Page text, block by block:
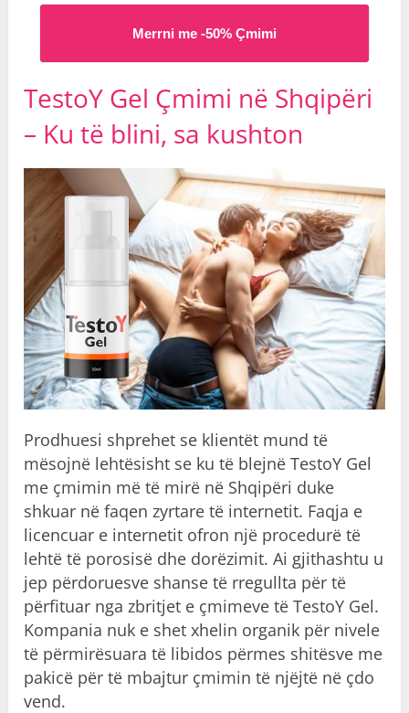
Merrni me -50% Çmimi
TestoY Gel Çmimi në Shqipëri
– Ku të blini, sa kushton
Prodhuesi shprehet se klientët mund të
mësojnë lehtësisht se ku të blejnë TestoY Gel
me çmimin më të mirë në Shqipëri duke
shkuar në faqen zyrtare të internetit. Faqja e
licencuar e internetit ofron një procedurë të
lehtë të porosisë dhe dorëzimit. Ai gjithashtu u
jep përdoruesve shanse të rregullta për të
përfituar nga zbritjet e çmimeve të TestoY Gel.
Kompania nuk e shet xhelin organik për nivele
të përmirësuara të libidos përmes shitësve me
pakicë për të mbajtur çmimin të njëjtë në çdo
vend.